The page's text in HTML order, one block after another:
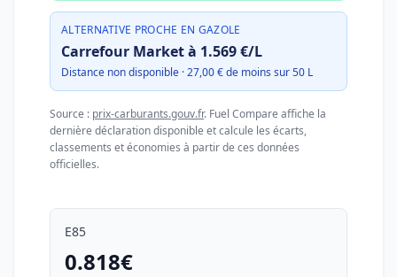
ALTERNATIVE PROCHE EN GAZOLE
Carrefour Market à 1.569 €/L
Distance non disponible · 27,00 € de moins sur 50 L
Source : prix-carburants.gouv.fr. Fuel Compare affiche la
dernière déclaration disponible et calcule les écarts,
classements et économies à partir de ces données
officielles.
E85
0.818€